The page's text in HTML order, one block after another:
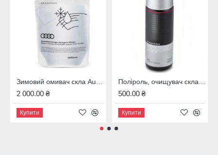
Зимовий омивач скла Audi, 4M8096323B
2 000.00 ₴
Купити
Поліроль, очищувач скла Audi, 00A096329020
500.00 ₴
Купити